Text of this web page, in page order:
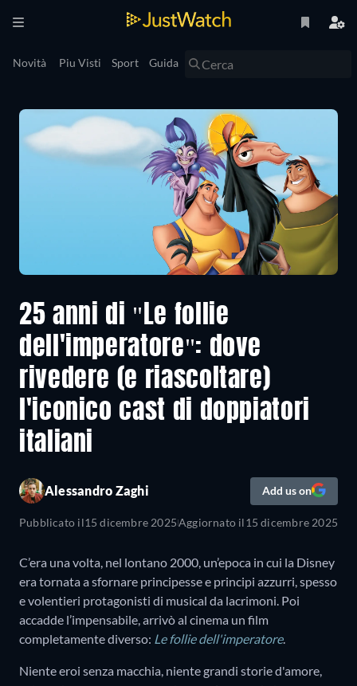
Novità Piu Visti Sport Guida
25 anni di "Le follie
dell'imperatore": dove
rivedere (e riascoltare)
l'iconico cast di doppiatori
italiani
Alessandro Zaghi Add us on
Pubblicato il15 dicembre 2025Aggiornato il15 dicembre 2025
C’era una volta, nel lontano 2000, un’epoca in cui la Disney
era tornata a sfornare principesse e principi azzurri, spesso
e volentieri protagonisti di musical da lacrimoni. Poi
accadde l’impensabile, arrivò al cinema un film
completamente diverso: Le follie dell'imperatore.
Niente eroi senza macchia, niente grandi storie d'amore,